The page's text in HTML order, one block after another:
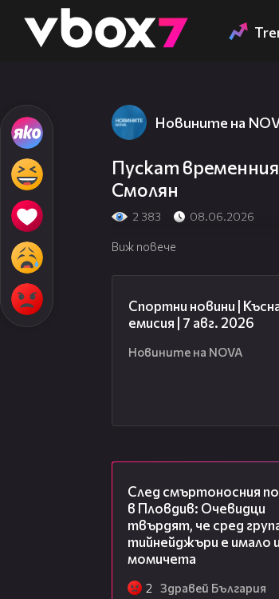
👾
Новините на
Пускат
Смолян
2 383 08.06.2026
Виж повече
Спортни новини |
емисия | 7 авг. 2026
Новините на NOVA
След смъртоносния
в Пловдив: Очевидци
твърдят, че сред
тийнейджъри е имало и
момичета
2 Здравей България